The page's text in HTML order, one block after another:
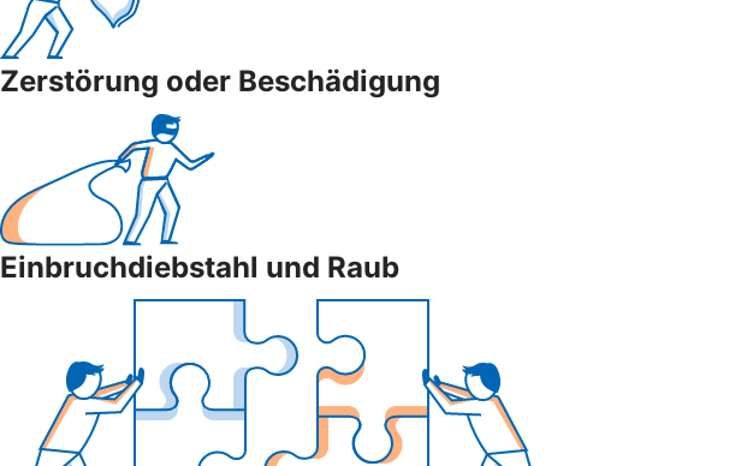
Zerstörung oder Beschädigung
Einbruchdiebstahl und Raub